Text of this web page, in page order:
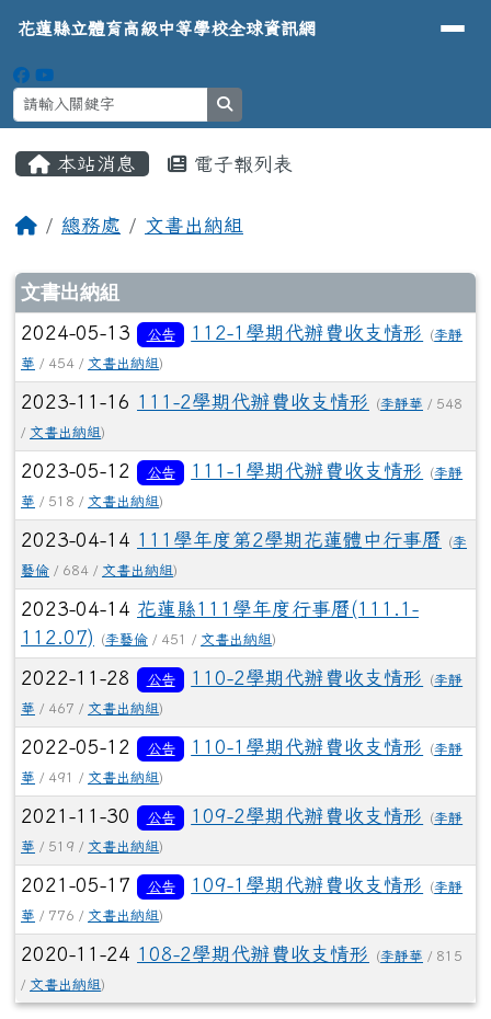
花蓮縣立體育高級中等學校全球資
導覽列
花蓮縣立體育高級中等學校全球資訊網
本站消息 電子報列表
回首頁
總務處 文書出納組
文章列表
文書出納組
2024-05-13 公告 112-1學期代辦費收支情形 (李靜
華 / 454 / 文書出納組)
2023-11-16 111-2學期代辦費收支情形 (李靜華 / 548
/ 文書出納組)
2023-05-12 公告 111-1學期代辦費收支情形 (李靜
華 / 518 / 文書出納組)
2023-04-14 111學年度第2學期花蓮體中行事曆 (李
藝倫 / 684 / 文書出納組)
2023-04-14 花蓮縣111學年度行事曆(111.1-
112.07)
(李藝倫 / 451 / 文書出納組)
2022-11-28 公告 110-2學期代辦費收支情形 (李靜
華 / 467 / 文書出納組)
2022-05-12 公告 110-1學期代辦費收支情形 (李靜
華 / 491 / 文書出納組)
2021-11-30 公告 109-2學期代辦費收支情形 (李靜
華 / 519 / 文書出納組)
2021-05-17 公告 109-1學期代辦費收支情形 (李靜
華 / 776 / 文書出納組)
2020-11-24 108-2學期代辦費收支情形 (李靜華 / 815
/ 文書出納組)